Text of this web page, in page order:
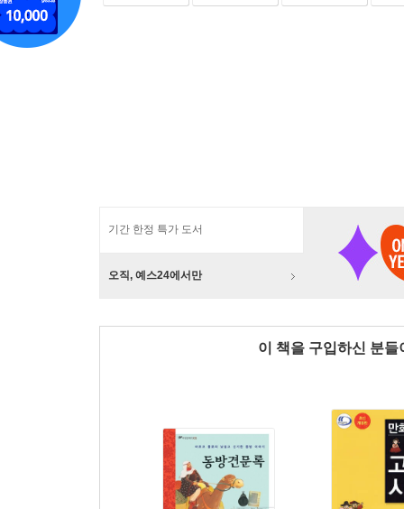
기간 한정 특가 도서
오직, 예스24에서만
이 책을 구입하신 분